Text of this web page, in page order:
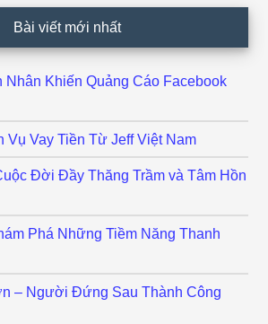
Bài viết mới nhất
Nhân Khiến Quảng Cáo Facebook
Vụ Vay Tiền Từ Jeff Việt Nam
Đời Đầy Thăng Trầm và Tâm Hồn
Phá Những Tiềm Năng Thanh
– Người Đứng Sau Thành Công